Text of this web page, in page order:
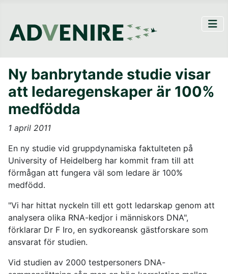
Ny banbrytande studie visar
att ledaregenskaper är 100%
medfödda
1 april 2011
En ny studie vid gruppdynamiska faktulteten på
University of Heidelberg har kommit fram till att
förmågan att fungera väl som ledare är 100%
medfödd.
"Vi har hittat nyckeln till ett gott ledarskap genom att
analysera olika RNA-kedjor i människors DNA",
förklarar Dr F Iro, en sydkoreansk gästforskare som
ansvarat för studien.
Vid studien av 2000 testpersoners DNA-